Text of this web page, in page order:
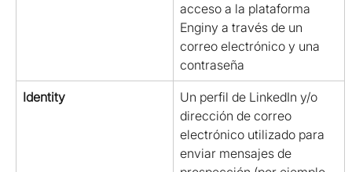
acceso a la plataforma
Enginy a través de un
correo electrónico y una
contraseña
Identity
Un perfil de LinkedIn y/o
dirección de correo
electrónico utilizado para
enviar mensajes de